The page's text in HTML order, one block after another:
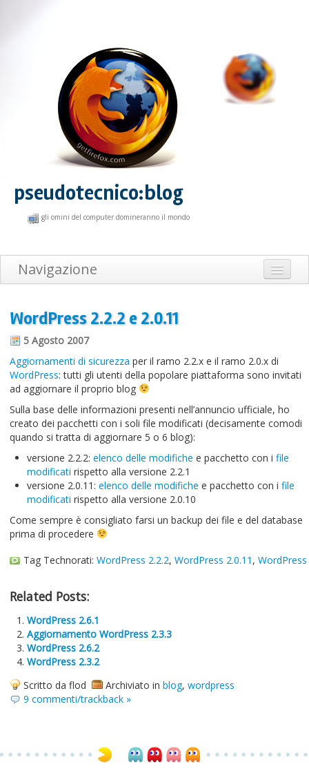
pseudotecnico:blog
gli omini del computer domineranno il mondo
Navigazione
Informazioni sul blog
Contatti
Varie
Cookie
WordPress 2.2.2 e 2.0.11
5 Agosto 2007
Aggiornamenti di sicurezza per il ramo 2.2.x e il ramo 2.0.x di
WordPress: tutti gli utenti della popolare piattaforma sono invitati
ad aggiornare il proprio blog
Sulla base delle informazioni presenti nell’annuncio ufficiale, ho
creato dei pacchetti con i soli file modificati (decisamente comodi
quando si tratta di aggiornare 5 o 6 blog):
versione 2.2.2: elenco delle modifiche e pacchetto con i file
modificati rispetto alla versione 2.2.1
versione 2.0.11: elenco delle modifiche e pacchetto con i file
modificati rispetto alla versione 2.0.10
Come sempre è consigliato farsi un backup dei file e del database
prima di procedere
Tag Technorati: WordPress 2.2.2, WordPress 2.0.11 , WordPress
Related Posts:
WordPress 2.6.1
Aggiornamento WordPress 2.3.3
WordPress 2.6.2
WordPress 2.3.2
Scritto da flod
Archiviato in blog, wordpress
9 commenti/trackback »